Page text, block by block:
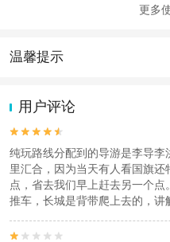
儿童：2周岁 – 17周岁或1.1米（
老人：60周岁 – 99周岁；
本产品由青岛驿路同行国际旅行社有
游有限公司，具体的旅游服务和操作
更多
温馨提示
动（如跳伞、潜水、滑雪等）前
2.为普及旅游安全知识及旅游文
特制定《去哪儿网旅游安全手册》
用户评论


纯玩路线分配到的导游是李导
里汇合，因为当天有人看国旗
点，省去我们早上赶去另一个
推车，长城是背带爬上去的，
了东西，她也帮我联系好了司

